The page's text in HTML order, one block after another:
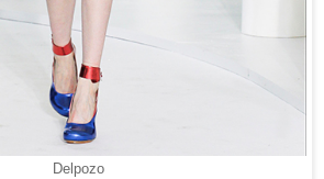
Delpozo